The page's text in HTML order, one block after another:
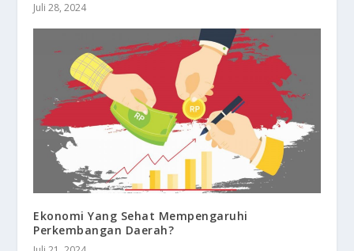
Juli 28, 2024
Ekonomi Yang Sehat Mempengaruhi
Perkembangan Daerah?